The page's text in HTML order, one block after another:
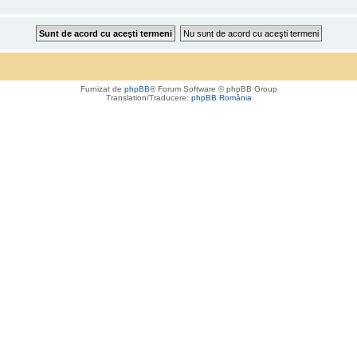
Furnizat de phpBB® Forum Software © phpBB Group
Translation/Traducere: phpBB România